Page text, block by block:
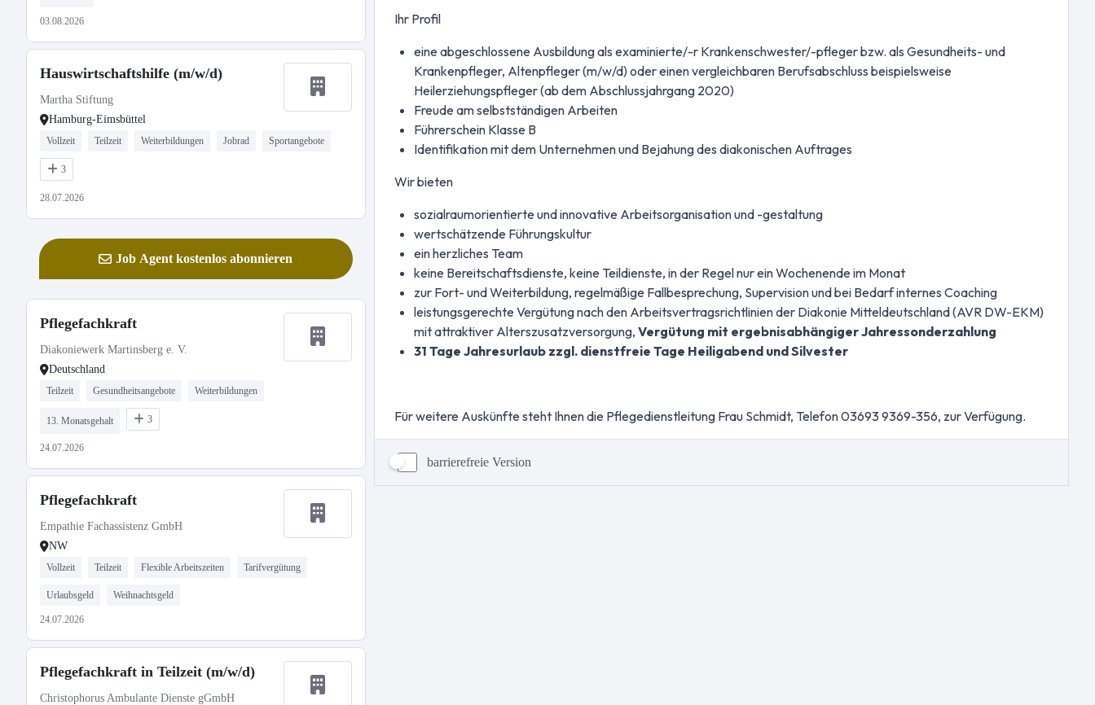
03.08.2026
Hauswirtschaftshilfe (m/w/d)
Martha Stiftung
Hamburg-Eimsbüttel
Vollzeit Teilzeit Weiterbildungen Jobrad Sportangebote
3
28.07.2026
Job Agent kostenlos abonnieren
Pflegefachkraft
Diakoniewerk Martinsberg e. V.
Deutschland
Teilzeit Gesundheitsangebote Weiterbildungen
13. Monatsgehalt 3
24.07.2026
Pflegefachkraft
Empathie Fachassistenz GmbH
NW
Vollzeit Teilzeit Flexible Arbeitszeiten Tarifvergütung
Urlaubsgeld Weihnachtsgeld
24.07.2026
Pflegefachkraft in Teilzeit (m/w/d)
Christophorus Ambulante Dienste gGmbH
barrierefreie Version